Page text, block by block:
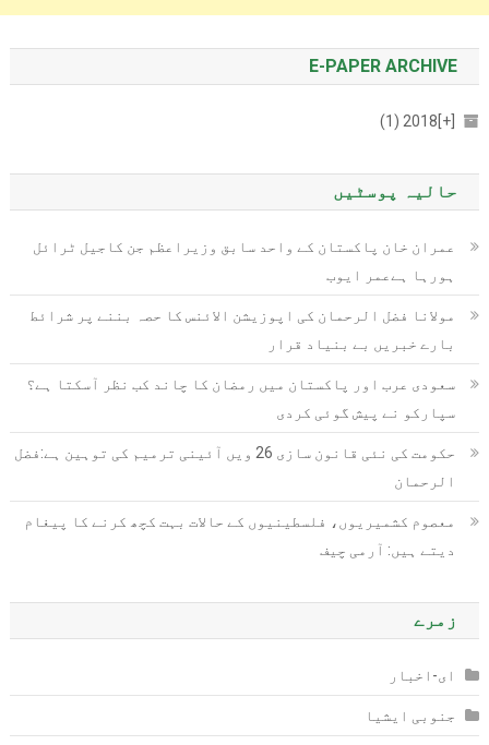
E-PAPER ARCHIVE
[+]
2018 (1)
حالیہ پوسٹیں
عمران خان پاکستان کے واحد سابق وزیراعظم جن کاجیل ٹرائل
ہورہا ہےعمر ایوب
مولانا فضل الرحمان کی اپوزیشن الائنس کا حصہ بننے پر شرائط
بارے خبریں بے بنیاد قرار
سعودی عرب اور پاکستان میں رمضان کا چاند کب نظر آسکتا ہے؟
سپارکو نے پیش گوئی کردی
حکومت کی نئی قانون سازی 26 ویں آئینی ترمیم کی توہین ہے:فضل
الرحمان
معصوم کشمیریوں، فلسطینیوں کے حالات بہت کچھ کرنے کا پیغام
دیتے ہیں: آرمی چیف
زمرے
ای-اخبار
جنوبی ایشیا